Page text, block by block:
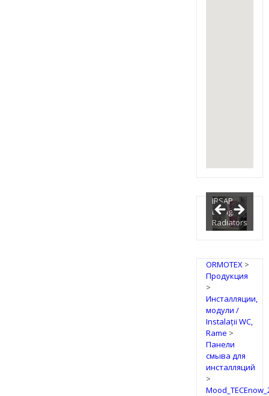
IRSAP
Design
Radiators
ORMOTEX>
Продукция
>
Инсталляции,
модули /
Instalații WC,
Rame >
Панели
смыва для
инсталляций
>